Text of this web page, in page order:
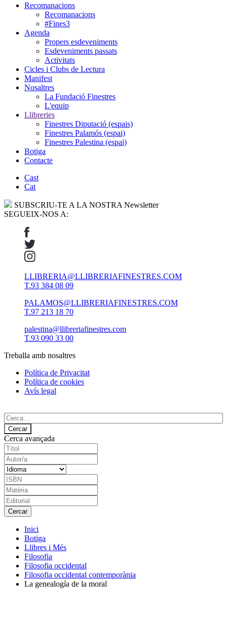
Recomanacions
Recomanacions
#Fines3
Agenda
Propers esdeveniments
Esdeveniments passats
Activitats
Cicles i Clubs de Lectura
Manifest
Nosaltres
La Fundació Finestres
L'equip
Llibreries
Finestres Diputació (espais)
Finestres Palamós (espai)
Finestres Palestina (espai)
Botiga
Contacte
Cast
Cat
SUBSCRIU-TE A LA NOSTRA Newsletter
SEGUEIX-NOS A:
LLIBRERIA@LLIBRERIAFINESTRES.COM
T.93 384 08 09
PALAMOS@LLIBRERIAFINESTRES.COM
T.97 213 18 70
palestina@llibreriafinestres.com
T.93 090 33 00
Treballa amb nosaltres
Política de Privacitat
Política de cookies
Avís legal
Cerca avançada
Inici
Botiga
Llibres i Més
Filosofia
Filosofia occidental
Filosofia occidental contemporània
La genealogía de la moral